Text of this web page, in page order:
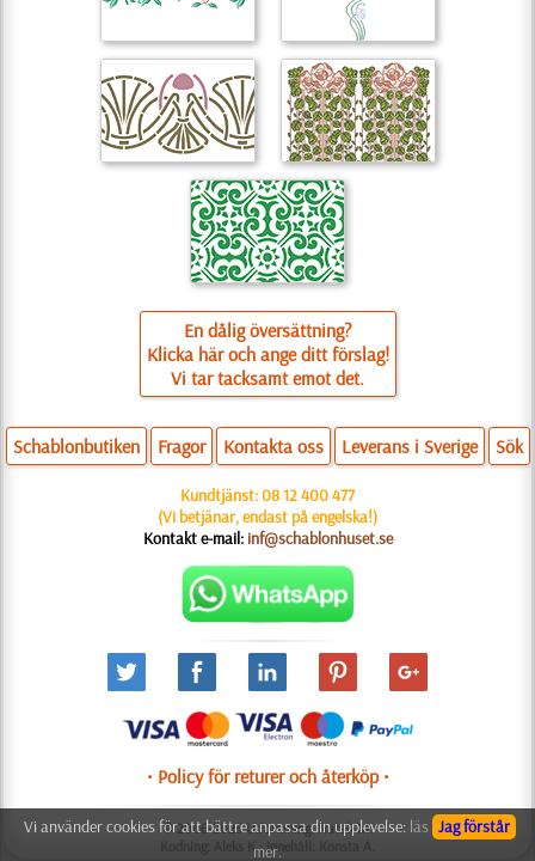
En dålig översättning?
Klicka här och ange ditt förslag!
Vi tar tacksamt emot det.
Schablonbutiken Fragor Kontakta oss Leverans i Sverige Sök
Kundtjänst:08 12 400 477
(Vi betjänar, endast på engelska!)
Kontakt e-mail: inf@schablonhuset.se
• Policy för returer och återköp •
© 2006-2025 Utformning: Natali M.
Kodning: Aleks K.; Innehåll: Konsta A.
Jag förstår
Vi använder cookies för att bättre anpassa din upplevelse: läs
mer.